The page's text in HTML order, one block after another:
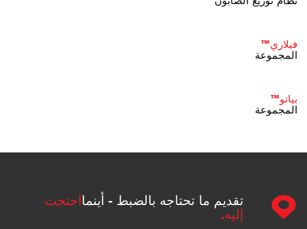
فيلاري™
المجموعة
بياتو™
المجموعة
تقديم ما تحتاجه بالضبط - أينمااحتجت
إليه.